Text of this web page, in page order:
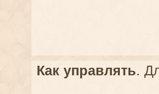
Как управлять.